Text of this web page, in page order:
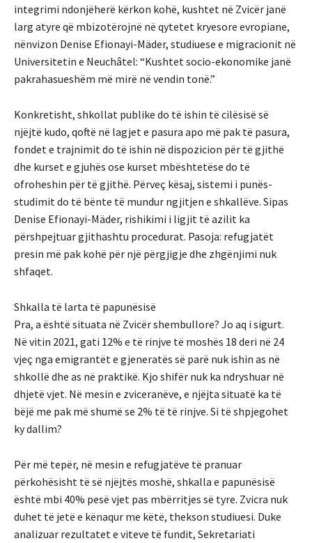
integrimi ndonjëherë kërkon kohë, kushtet në Zvicër janë
larg atyre që mbizotërojnë në qytetet kryesore evropiane,
nënvizon Denise Efionayi-Mäder, studiuese e migracionit në
Universitetin e Neuchâtel: “Kushtet socio-ekonomike janë
pakrahasueshëm më mirë në vendin tonë.”
Konkretisht, shkollat ​​publike do të ishin të cilësisë së
njëjtë kudo, qoftë në lagjet e pasura apo më pak të pasura,
fondet e trajnimit do të ishin në dispozicion për të gjithë
dhe kurset e gjuhës ose kurset mbështetëse do të
ofroheshin për të gjithë. Përveç kësaj, sistemi i punës-
studimit do të bënte të mundur ngjitjen e shkallëve. Sipas
Denise Efionayi-Mäder, rishikimi i ligjit të azilit ka
përshpejtuar gjithashtu procedurat. Pasoja: refugjatët
presin më pak kohë për një përgjigje dhe zhgënjimi nuk
shfaqet.
Shkalla të larta të papunësisë
Pra, a është situata në Zvicër shembullore? Jo aq i sigurt.
Në vitin 2021, gati 12% e të rinjve të moshës 18 deri në 24
vjeç nga emigrantët e gjeneratës së parë nuk ishin as në
shkollë dhe as në praktikë. Kjo shifër nuk ka ndryshuar në
dhjetë vjet. Në mesin e zviceranëve, e njëjta situatë ka të
bëjë me pak më shumë se 2% të të rinjve. Si të shpjegohet
ky dallim?
Për më tepër, në mesin e refugjatëve të pranuar
përkohësisht të së njëjtës moshë, shkalla e papunësisë
është mbi 40% pesë vjet pas mbërritjes së tyre. Zvicra nuk
duhet të jetë e kënaqur me këtë, thekson studiuesi. Duke
analizuar rezultatet e viteve të fundit, Sekretariati